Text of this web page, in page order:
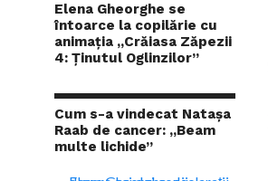
Elena Gheorghe se
întoarce la copilărie cu
animaţia ,,Crăiasa Zăpezii
4: Ţinutul Oglinzilor”
Cum s-a vindecat Natașa
Raab de cancer: „Beam
multe lichide”